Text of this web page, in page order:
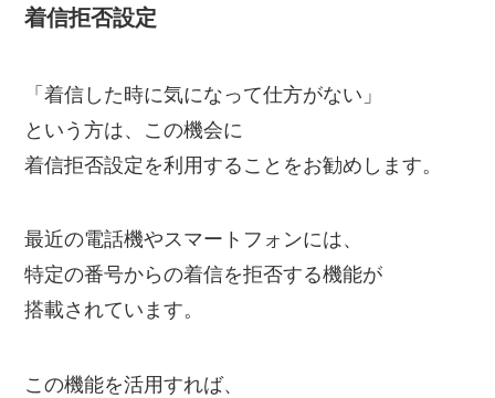
着信拒否設定
「着信した時に気になって仕方がない」
という方は、この機会に
着信拒否設定を利用することをお勧めします。
最近の電話機やスマートフォンには、
特定の番号からの着信を拒否する機能が
搭載されています。
この機能を活用すれば、